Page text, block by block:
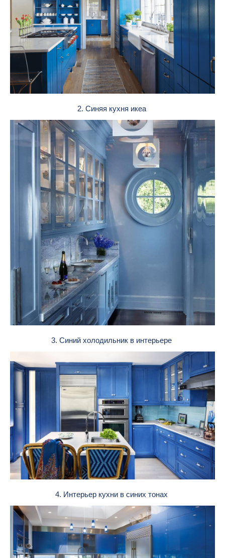
2. Синяя кухня икеа
3. Синий холодильник в интерьере
4. Интерьер кухни в синих тонах